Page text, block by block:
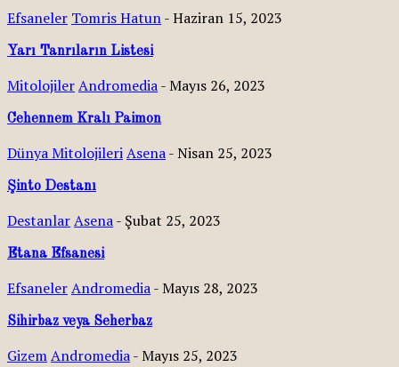
Efsaneler Tomris Hatun-Haziran 15, 2023
Yarı Tanrıların Listesi
MitolojilerAndromedia-Mayıs 26, 2023
Cehennem Kralı Paimon
Dünya MitolojileriAsena-Nisan 25, 2023
Şinto Destanı
DestanlarAsena- Şubat 25, 2023
Etana Efsanesi
EfsanelerAndromedia-Mayıs 28, 2023
Sihirbaz veya Seherbaz
GizemAndromedia-Mayıs 25, 2023